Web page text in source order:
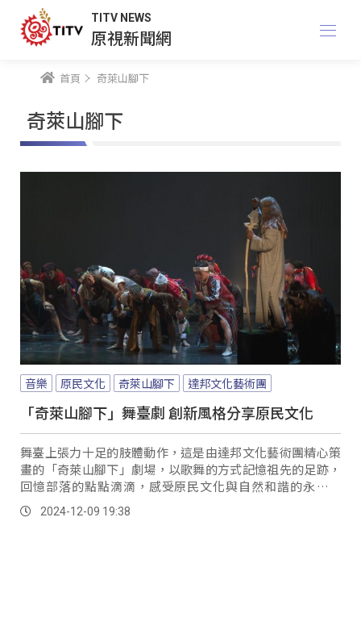
TITV NEWS
原視新聞網
首頁 奇萊山腳下
奇萊山腳下
音樂 原民文化 奇萊山腳下 達邦文化藝術團
「奇萊山腳下」舞臺劇 創新風格分享原民文化
舞臺上張力十足的肢體動作，這是由達邦文化藝術團精心策
畫的「奇萊山腳下」劇場，以歌舞的方式記憶祖先的足跡，
回憶部落的點點滴滴，感受原民文化與自然和諧的永續智
慧。2024-12-09 19:38